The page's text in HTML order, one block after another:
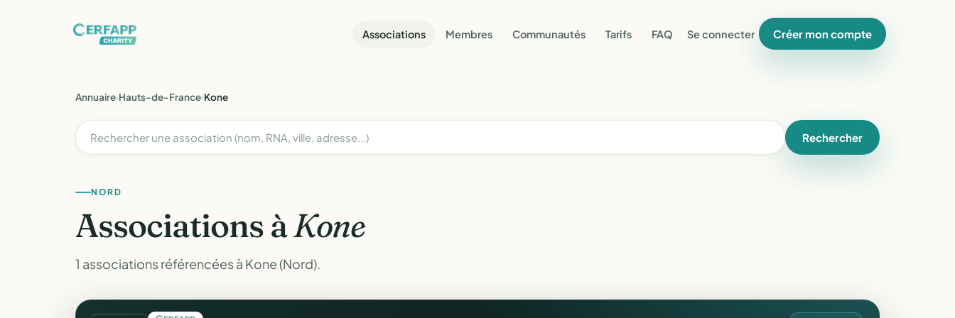
Associations Membres Communautés Tarifs FAQ Se connecter Créer mon compte
Annuaire›Hauts-de-France›Kone
Rechercher
NORD
Associations àKone
1 associations référencées à Kone (Nord).